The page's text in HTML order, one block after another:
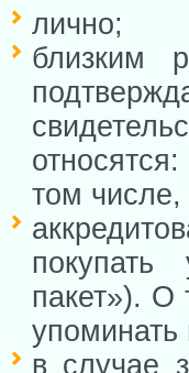
лично;
близким
том
покупать
пакет»). О
упоминать
в случае